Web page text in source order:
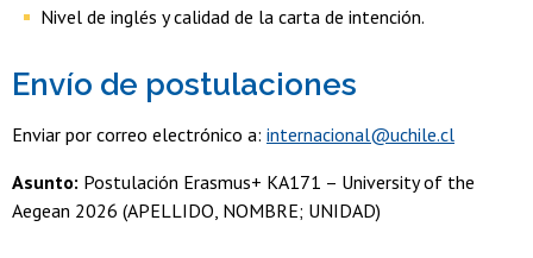
Nivel de inglés y calidad de la carta de intención.
Envío de postulaciones
Enviar por correo electrónico a: internacional@uchile.cl
Asunto: Postulación Erasmus+ KA171 – University of the
Aegean 2026 (APELLIDO, NOMBRE; UNIDAD)